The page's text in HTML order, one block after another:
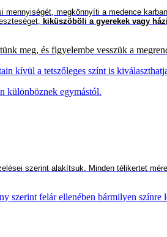
megkönnyíti a medence
kiküszöböli a gyerekek vagy
meg, és figyelembe vesszük a
kívül a tetszőleges színt is
különböznek egymástól.
szerint alakítsuk. Minden télikertet
szerint felár ellenében bármilyen